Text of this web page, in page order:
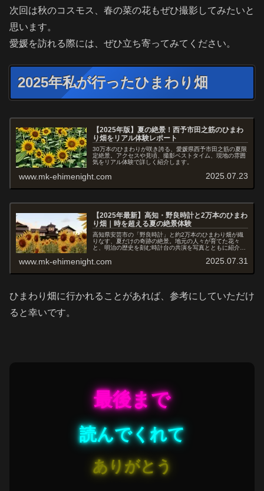
次回は秋のコスモス、春の菜の花もぜひ撮影してみたいと
思います。
愛媛を訪れる際には、ぜひ立ち寄ってみてください。
2025年私が行ったひまわり畑
【2025年版】夏の絶景！西予市田之筋のひまわ
り畑をリアル体験レポート
30万本のひまわりが咲き誇る、愛媛県西予市田之筋の夏限
定絶景。アクセスや見頃、撮影ベストタイム、現地の雰囲
気をリアル体験で詳しく紹介します。
www.mk-ehimenight.com 2025.07.23
【2025年最新】高知・野良時計と2万本のひまわ
り畑｜時を超える夏の絶景体験
高知県安芸市の「野良時計」と約2万本のひまわり畑が織
りなす、夏だけの奇跡の絶景。地元の人々が育てた花々
と、明治の歴史を刻む時計台の共演を写真とともに紹介し
www.mk-ehimenight.com 2025.07.31
ひまわり畑に行かれることがあれば、参考にしていただけ
ると幸いです。
最後まで
読んでくれて
ありがとう